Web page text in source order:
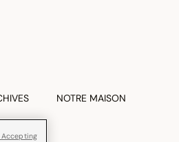
NOTRE MAISON
Accepting